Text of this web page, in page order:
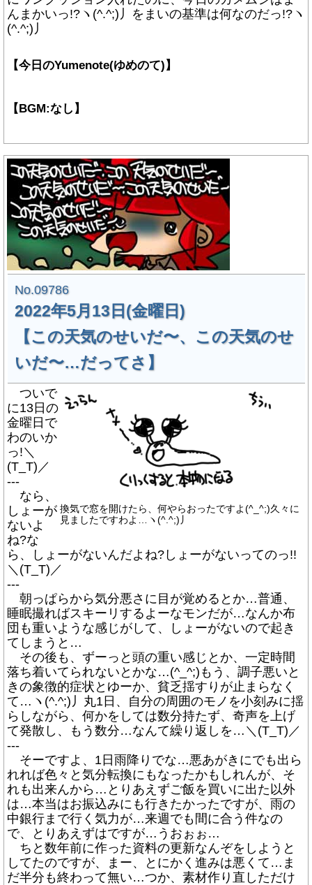
んまかいっ!?ヽ(^.^;)丿をまいの基準は何なのだっ!?ヽ
(^.^;)丿
【今日のYumenote(ゆめのて)】
【BGM:なし】
No.09786
2022年5月13日(金曜日)
【この天気のせいだ〜、この天気のせ
いだ〜…だってさ】
換気で窓を開けたら、何やらおったですよ(^_^;)久々に
見ましたですわよ…ヽ(^.^;)丿
ついで
に13日の
金曜日で
わのいか
っ!＼
(T_T)／
---
なら、
しょーが
ないよ
ね?な
ら、しょーがないんだよね?しょーがないってのっ!!
＼(T_T)／
---
朝っぱらから気分悪さに目が覚めるとか…普通、
睡眠撮ればスキーリするよーなモンだが…なんか布
団も重いような感じがして、しょーがないので起き
てしまうと…
その後も、ずーっと頭の重い感じとか、一定時間
落ち着いてられないとかな…(^_^;)もう、調子悪いと
きの象徴的症状とゆーか、貧乏揺すりが止まらなく
て…ヽ(^.^;)丿丸1日、自分の周囲のモノを小刻みに揺
らしながら、何かをしては数分持たず、奇声を上げ
て発散し、もう数分…なんて繰り返しを…＼(T_T)／
---
そーですよ、1日雨降りでな…悪あがきにでも出ら
れれば色々と気分転換にもなったかもしれんが、そ
れも出来んから…とりあえずご飯を買いに出た以外
は…本当はお振込みにも行きたかったですが、雨の
中銀行まで行く気力が…来週でも間に合う件なの
で、とりあえずはですが…うおぉぉ…
ちと数年前に作った資料の更新なんぞをしようと
してたのですが、まー、とにかく進みは悪くて…ま
だ半分も終わって無い…つか、素材作り直しただけ